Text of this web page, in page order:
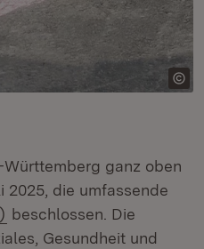
Fenster)
ganz oben
2025, die umfassende
(Öffnet in neuem Fenster)
beschlossen. Die
Gesundheit und